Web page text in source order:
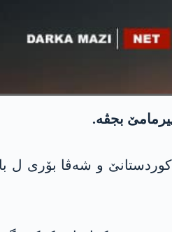
کوردستانێ و شەڤا بۆری ل